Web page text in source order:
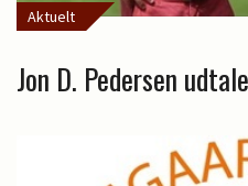
Aktuelt
Jon D. Pedersen